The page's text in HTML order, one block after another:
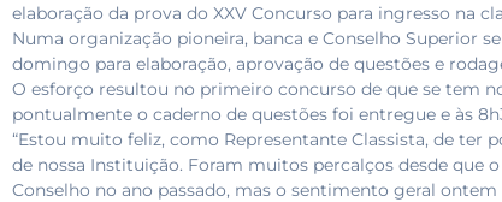
elaboração da prova do XXV Concurso para ingresso na
Numa organização pioneira, banca e Conselho Superior
domingo para elaboração, aprovação de questões e
O esforço resultou no primeiro concurso de que se tem
pontualmente o caderno de questões foi entregue e às
“Estou muito feliz, como Representante Classista, de ter
de nossa Instituição. Foram muitos percalços desde que
Conselho no ano passado, mas o sentimento geral